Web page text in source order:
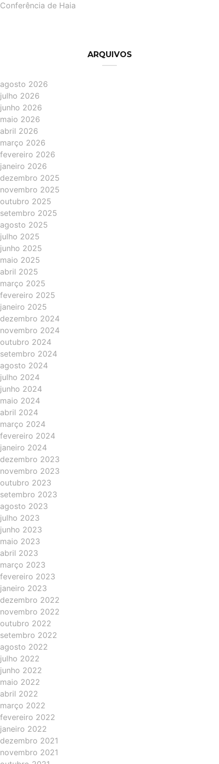
Conferência de Haia
ARQUIVOS
agosto 2026
julho 2026
junho 2026
maio 2026
abril 2026
março 2026
fevereiro 2026
janeiro 2026
dezembro 2025
novembro 2025
outubro 2025
setembro 2025
agosto 2025
julho 2025
junho 2025
maio 2025
abril 2025
março 2025
fevereiro 2025
janeiro 2025
dezembro 2024
novembro 2024
outubro 2024
setembro 2024
agosto 2024
julho 2024
junho 2024
maio 2024
abril 2024
março 2024
fevereiro 2024
janeiro 2024
dezembro 2023
novembro 2023
outubro 2023
setembro 2023
agosto 2023
julho 2023
junho 2023
maio 2023
abril 2023
março 2023
fevereiro 2023
janeiro 2023
dezembro 2022
novembro 2022
outubro 2022
setembro 2022
agosto 2022
julho 2022
junho 2022
maio 2022
abril 2022
março 2022
fevereiro 2022
janeiro 2022
dezembro 2021
novembro 2021